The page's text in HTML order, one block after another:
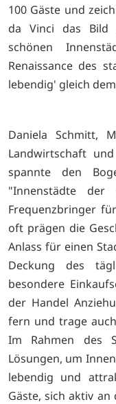
100 Gäste und
da Vinci das Bild
schönen
Renaissance des
lebendig' gleich
Daniela Schmitt,
Landwirtschaft
spannte den
"Innenstädte
Frequenzbringer
oft prägen die
Anlass für einen
Deckung des
besondere
der Handel
fern und trage
Im Rahmen des
Lösungen, um
lebendig und
Gäste, sich aktiv